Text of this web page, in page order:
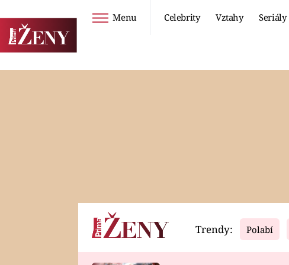
Menu Celebrity Vztahy Seriály
Horoskopy Video
Trendy: Polabí